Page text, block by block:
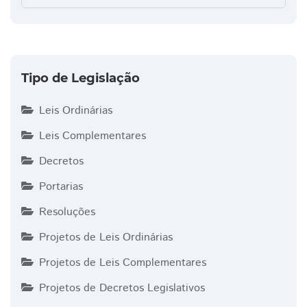
Tipo de Legislação
Leis Ordinárias
Leis Complementares
Decretos
Portarias
Resoluções
Projetos de Leis Ordinárias
Projetos de Leis Complementares
Projetos de Decretos Legislativos